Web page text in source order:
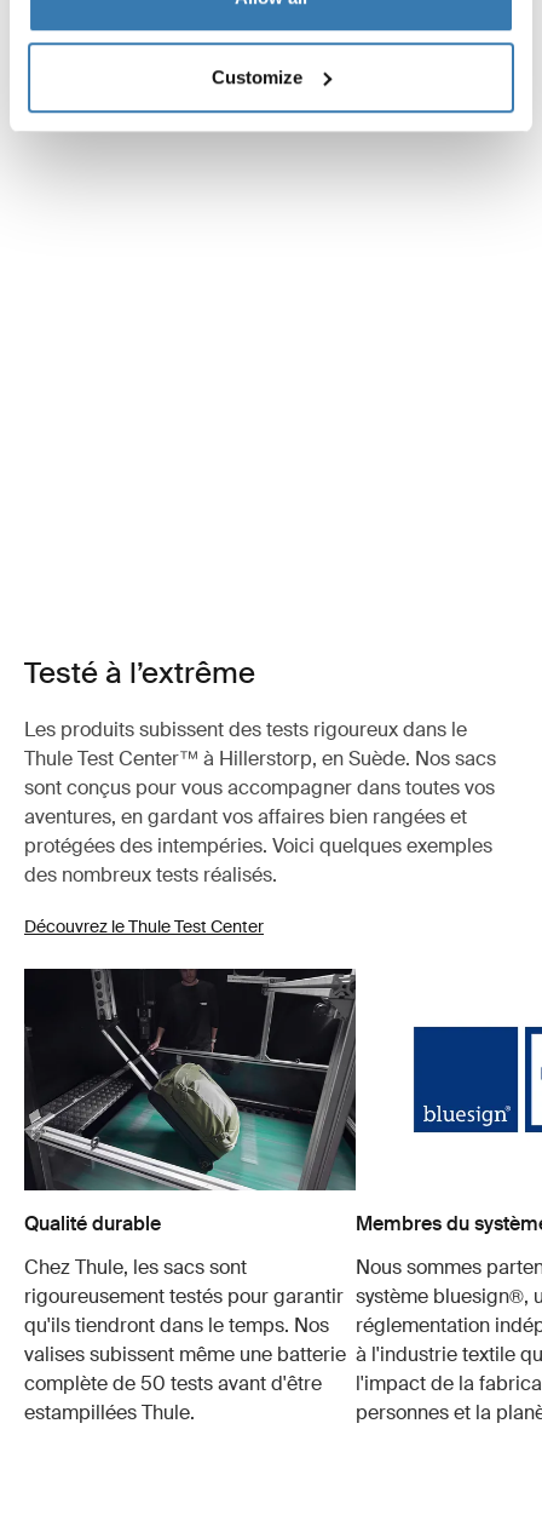
Customize
Testé à l’extrême
Les produits subissent des tests rigoureux dans le
Thule Test Center™ à Hillerstorp, en Suède. Nos sacs
sont conçus pour vous accompagner dans toutes vos
aventures, en gardant vos affaires bien rangées et
protégées des intempéries. Voici quelques exemples
des nombreux tests réalisés.
Découvrez le Thule Test Center
Qualité durable
Chez Thule, les sacs sont
rigoureusement testés pour garantir
qu'ils tiendront dans le temps. Nos
valises subissent même une batterie
complète de 50 tests avant d'être
estampillées Thule.
Membres du
Nous sommes
système bluesign®,
réglementation
à l'industrie textile
l'impact de la
personnes et la